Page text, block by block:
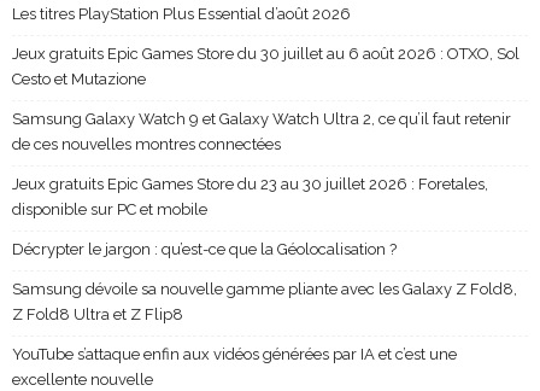
Les titres PlayStation Plus Essential d’août 2026
Jeux gratuits Epic Games Store du 30 juillet au 6 août 2026 : OTXO, Sol
Cesto et Mutazione
Samsung Galaxy Watch 9 et Galaxy Watch Ultra 2, ce qu’il faut retenir
de ces nouvelles montres connectées
Jeux gratuits Epic Games Store du 23 au 30 juillet 2026 : Foretales,
disponible sur PC et mobile
Décrypter le jargon : qu’est-ce que la Géolocalisation ?
Samsung dévoile sa nouvelle gamme pliante avec les Galaxy Z Fold8,
Z Fold8 Ultra et Z Flip8
YouTube s’attaque enfin aux vidéos générées par IA et c’est une
excellente nouvelle